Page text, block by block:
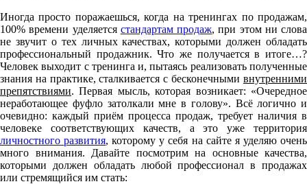
Иногда просто поражаешься, когда на тренингах по продажам,
100% времени уделяется стандартам продаж, при этом ни слова
не звучит о тех личных качествах, которыми должен обладать
профессиональный продажник. Что же получается в итоге…?
Человек выходит с тренинга и, пытаясь реализовать полученные
знания на практике, сталкивается с бесконечными внутренними
препятствиями. Первая мысль, которая возникает: «Очередное
неработающее фуфло затолкали мне в голову». Всё логично и
очевидно: каждый приём процесса продаж, требует наличия в
человеке соответствующих качеств, а это уже территория
личностного развития, которому у себя на сайте я уделяю очень
много внимания. Давайте посмотрим на основные качества,
которыми должен обладать любой профессионал в продажах
или стремящийся им стать: